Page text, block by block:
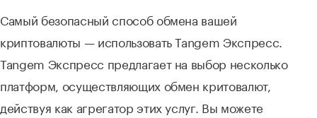
Самый безопасный способ обмена вашей
криптовалюты — использовать Tangem Экспресс.
Tangem Экспресс предлагает на выбор несколько
платформ, осуществляющих обмен критовалют,
действуя как агрегатор этих услуг. Вы можете